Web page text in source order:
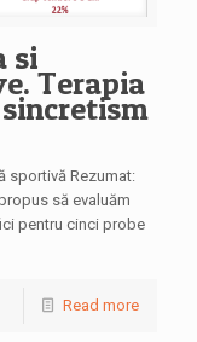
si
Terapia
sportivă Rezumat:
să evaluăm
pentru cinci probe
Read more